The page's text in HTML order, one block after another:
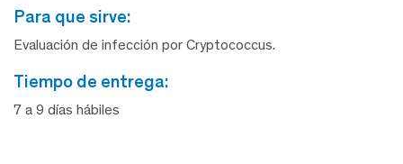
para que sirve:
Evaluación de infección por Cryptococcus.
tiempo de entrega:
7 a 9 días hábiles